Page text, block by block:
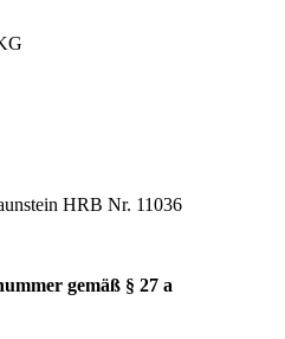
HRB Nr. 11036
gemäß § 27 a